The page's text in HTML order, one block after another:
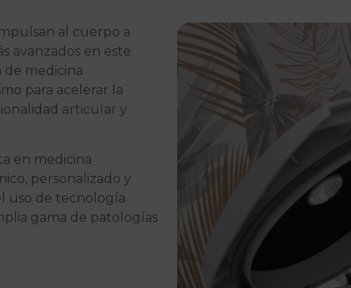
al cuerpo a
avanzados en este
de medicina
para acelerar la
articular y
en medicina
personalizado y
uso de tecnología
gama de patologías